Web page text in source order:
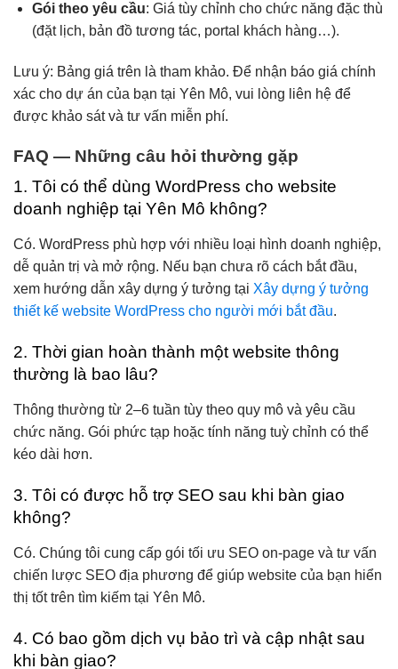
Gói theo yêu cầu: Giá tùy chỉnh cho chức năng đặc thù
(đặt lịch, bản đồ tương tác, portal khách hàng…).
Lưu ý: Bảng giá trên là tham khảo. Để nhận báo giá chính
xác cho dự án của bạn tại Yên Mô, vui lòng liên hệ để
được khảo sát và tư vấn miễn phí.
FAQ — Những câu hỏi thường gặp
1. Tôi có thể dùng WordPress cho website
doanh nghiệp tại Yên Mô không?
Có. WordPress phù hợp với nhiều loại hình doanh nghiệp,
dễ quản trị và mở rộng. Nếu bạn chưa rõ cách bắt đầu,
xem hướng dẫn xây dựng ý tưởng tại Xây dựng ý tưởng
thiết kế website WordPress cho người mới bắt đầu.
2. Thời gian hoàn thành một website thông
thường là bao lâu?
Thông thường từ 2–6 tuần tùy theo quy mô và yêu cầu
chức năng. Gói phức tạp hoặc tính năng tuỳ chỉnh có thể
kéo dài hơn.
3. Tôi có được hỗ trợ SEO sau khi bàn giao
không?
Có. Chúng tôi cung cấp gói tối ưu SEO on-page và tư vấn
chiến lược SEO địa phương để giúp website của bạn hiển
thị tốt trên tìm kiếm tại Yên Mô.
4. Có bao gồm dịch vụ bảo trì và cập nhật sau
khi bàn giao?